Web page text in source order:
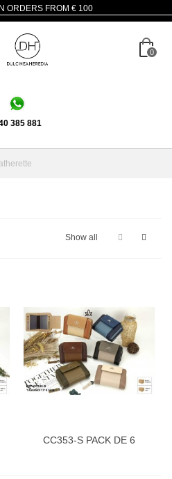
ORDERS FROM € 100
0
385 881
Show all
CC353-S PACK DE 6